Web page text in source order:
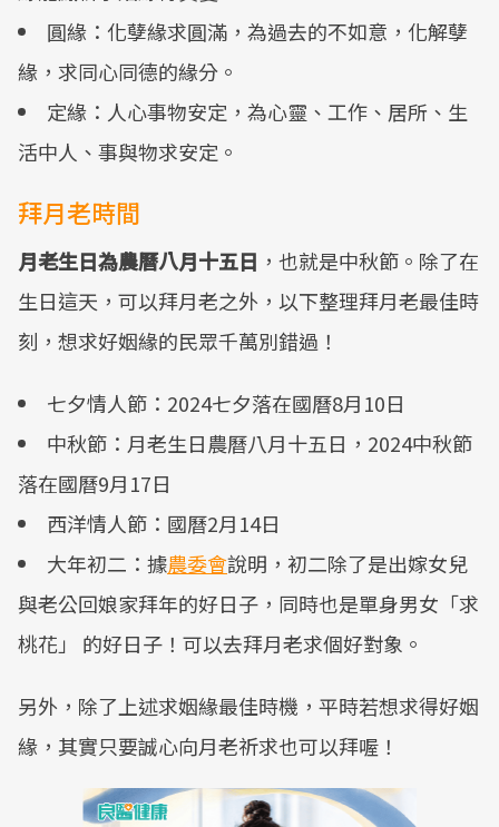
圓緣：化孽緣求圓滿，為過去的不如意，化解孽
緣，求同心同德的緣分。
定緣：人心事物安定，為心靈、工作、居所、生
活中人、事與物求安定。
拜月老時間
月老生日為農曆八月十五日 ，也就是中秋節。除了在
生日這天，可以拜月老之外，以下整理拜月老最佳時
刻，想求好姻緣的民眾千萬別錯過！
七夕情人節：2024七夕落在國曆8月10日
中秋節：月老生日農曆八月十五日，2024中秋節
落在國曆9月17日
西洋情人節：國曆2月14日
大年初二：據農委會說明，初二除了是出嫁女兒
與老公回娘家拜年的好日子，同時也是單身男女「求
桃花」 的好日子！可以去拜月老求個好對象。
另外，除了上述求姻緣最佳時機，平時若想求得好姻
緣，其實只要誠心向月老祈求也可以拜喔！